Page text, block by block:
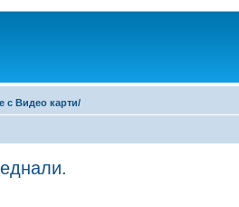
с Видео карти/